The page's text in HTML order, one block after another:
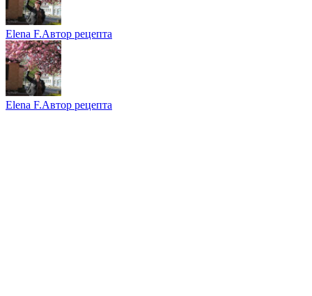
Elena F.Автор рецепта
Elena F.Автор рецепта